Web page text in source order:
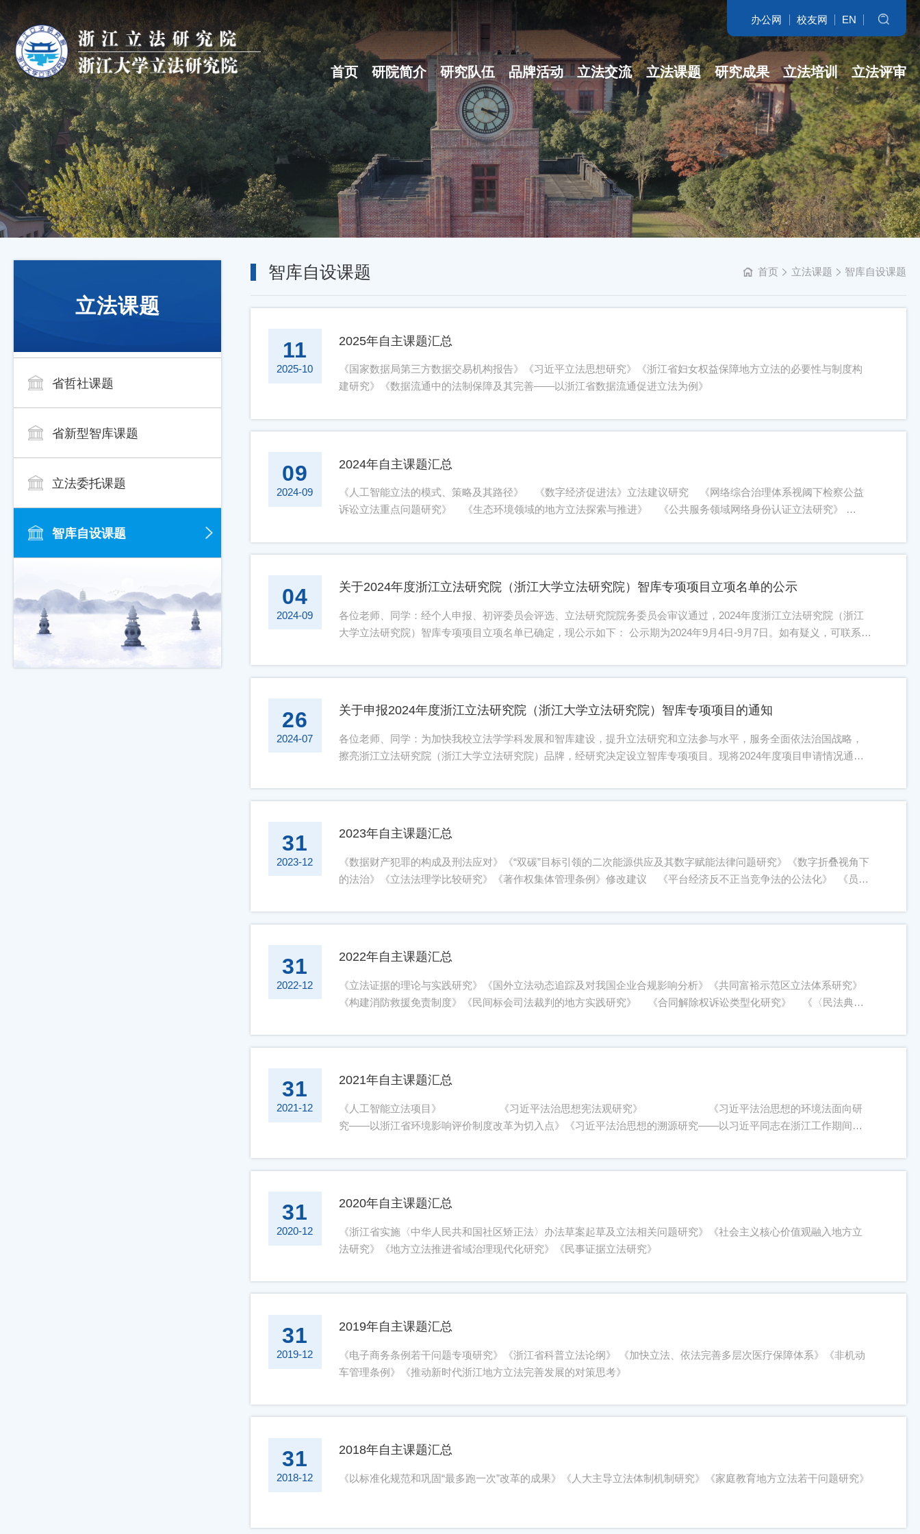
办公网 校友网 EN
搜索
首页 研院简介
研院概况
组织体系
现任领导
行政机构
研究队伍
博士后团队
品牌活动
之江立法论坛
地方立法十大范例
名家讲坛
立法沙龙
立法交流
名家访谈
讲坛实录
学科培育
立法课题
省哲社课题
省新型智库课题
立法委托课题
智库自设课题
研究成果
立法研究参考
专著
立法培训
开班盛况
培训交流
立法评审
立法课题
省哲社课题
省新型智库课题
立法委托课题
智库自设课题
智库自设课题 首页 立法课题 智库自设课题
11
2025-10
2025年自主课题汇总
《国家数据局第三方数据交易机构报告》《习近平立法思想研究》《浙江省妇女权益保障地方立法的必要性与制度构
建研究》《数据流通中的法制保障及其完善——以浙江省数据流通促进立法为例》
09
2024-09
2024年自主课题汇总
《人工智能立法的模式、策略及其路径》 《数字经济促进法》立法建议研究 《网络综合治理体系视阈下检察公益
诉讼立法重点问题研究》 《生态环境领域的地方立法探索与推进》 《公共服务领域网络身份认证立法研究》
法》立法相关问题研究 《人工智能立法相关问题研究》 《民营经济促进法》立法相关问题研究 《金融强国背景
04
2024-09
关于2024年度浙江立法研究院（浙江大学立法研究院）智库专项项目立项名单的公示
各位老师、同学：经个人申报、初评委员会评选、立法研究院院务委员会审议通过，2024年度浙江立法研究院（浙江
大学立法研究院）智库专项项目立项名单已确定，现公示如下： 公示期为2024年9月4日-9月7日。如有疑义，可联系立
院（浙江大学立法研究院）2024年9月4日
26
2024-07
关于申报2024年度浙江立法研究院（浙江大学立法研究院）智库专项项目的通知
各位老师、同学：为加快我校立法学学科发展和智库建设，提升立法研究和立法参与水平，服务全面依法治国战略，
擦亮浙江立法研究院（浙江大学立法研究院）品牌，经研究决定设立智库专项项目。现将2024年度项目申请情况通知
合具体研究内容设计）：1. 立法学基础理论2. 重要领域立法相关问题3. 新兴领域立法相关问题4. 涉外领域立法相关问
究2. 列入各省市自治区人大年度立法计划的相关立法项目研究3. 《民营经济促进法》立法相关问题研究4. 《金融法》
立法相关问题研究5. 《民族团结促进法》立法相关问题研究6. 《反跨境腐败法》立法相关问题研究三、申报要求1.本
计划实行申报制，要求选题恰当，遵循正确的价值导向，以习近平新时代中国特色社会主义思想为指导，符合国家的
只能主持申报1个项目，同年度最多参与2个项目。4.视申报情况，每个项目最多设置2个立项项目。5.项目研究期限为
一年，成果突出的可以申请滚动资助。四、立项数与资助经费设重大项目、重点项目和一般项目。重大项目每项资助5
要求具有高级职称，前期拥有相关研究成果。鼓励申请人组建交叉学科团队开展交叉研究。五、申报和评审程序1.申请
材料：填写《浙江立法研究院（浙江大学立法研究院）智库项目申请表》（见附件）。以上材料须提供纸质版（2份）
和电子版。2.申报材料通过形式审查后由浙江立法研究院（浙江大学立法研究院）组织专家评审，确定立项项目，并与
智库成果1件或者B级智库成果2件。2.重点项目结项要求：以浙江立法研究院（浙江大学立法研究院）作为第一单位署
以浙江立法研究院（浙江大学立法研究院）作为第一单位署名发表具有影响力的期刊论文1篇，或者研究成果被立法研
报截止时间本年度申报截止时间为2024年8月30日，请于截止日期前将电子版申请表及相关材料发送至邮箱，纸质版申
请表2份经所在单位盖章后寄到杭州市西湖区之江路51号王晶老师处（之江校区主楼105办公室）。联系人：王晶联系
31
2023-12
2023年自主课题汇总
《数据财产犯罪的构成及刑法应对》《“双碳”目标引领的二次能源供应及其数字赋能法律问题研究》《数字折叠视角下
的法治》《立法法理学比较研究》《著作权集体管理条例》修改建议 《平台经济反不正当竞争法的公法化》 《员工
31
2022-12
2022年自主课题汇总
《立法证据的理论与实践研究》《国外立法动态追踪及对我国企业合规影响分析》《共同富裕示范区立法体系研究》
《构建消防救援免责制度》《民间标会司法裁判的地方实践研究》 《合同解除权诉讼类型化研究》 《〈民法典〉
方立法中的全过程人民民主研究》
31
2021-12
2021年自主课题汇总
《人工智能立法项目》 《习近平法治思想宪法观研究》 《习近平法治思想的环境法面向研
究——以浙江省环境影响评价制度改革为切入点》《习近平法治思想的溯源研究——以习近平同志在浙江工作期间关
《新形势下我省防范化解金融风险对策研究》 《坚持和发展新时代枫桥经验研究》
的法律效果研究》 《宪法整合视阈下的代表制研究》 《商标领域平行进口与权利用尽规则立法研
究》《地方立法责任研究》
31
2020-12
2020年自主课题汇总
《浙江省实施〈中华人民共和国社区矫正法〉办法草案起草及立法相关问题研究》《社会主义核心价值观融入地方立
法研究》《地方立法推进省域治理现代化研究》《民事证据立法研究》
31
2019-12
2019年自主课题汇总
《电子商务条例若干问题专项研究》《浙江省科普立法论纲》 《加快立法、依法完善多层次医疗保障体系》《非机动
车管理条例》《推动新时代浙江地方立法完善发展的对策思考》
31
2018-12
2018年自主课题汇总
《以标准化规范和巩固“最多跑一次”改革的成果》《人大主导立法体制机制研究》《家庭教育地方立法若干问题研究》